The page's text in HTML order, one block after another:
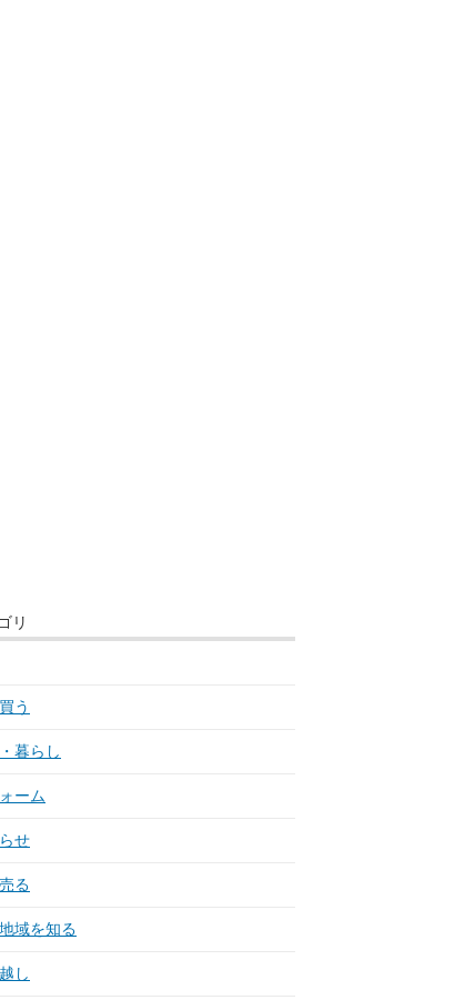
リ
う
暮らし
ーム
せ
る
域を知る
し